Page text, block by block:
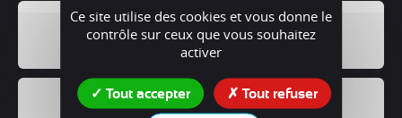
Ce site utilise des cookies et vous donne le
contrôle sur ceux que vous souhaitez
activer
Tout accepter Tout refuser